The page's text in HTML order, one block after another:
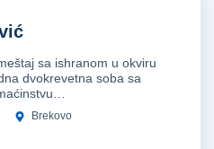
sa ishranom u okviru
dvokrevetna soba sa
Brekovo